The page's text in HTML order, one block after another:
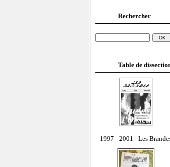
Rechercher
Table de
1997 - 2001 - Les